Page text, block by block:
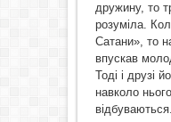
дружину, то
розуміла.
Сатани», то
впускав
Тоді і друзі
навколо